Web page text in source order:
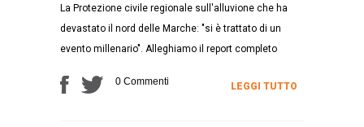
La Protezione civile regionale sull'alluvione che ha
devastato il nord delle Marche: "si è trattato di un
evento millenario". Alleghiamo il report completo
0 Commenti LEGGI TUTTO